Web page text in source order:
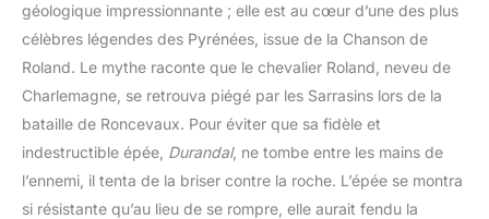
géologique impressionnante ; elle est au cœur d’une des plus
célèbres légendes des Pyrénées, issue de la Chanson de
Roland. Le mythe raconte que le chevalier Roland, neveu de
Charlemagne, se retrouva piégé par les Sarrasins lors de la
bataille de Roncevaux. Pour éviter que sa fidèle et
indestructible épée, Durandal, ne tombe entre les mains de
l’ennemi, il tenta de la briser contre la roche. L’épée se montra
si résistante qu’au lieu de se rompre, elle aurait fendu la